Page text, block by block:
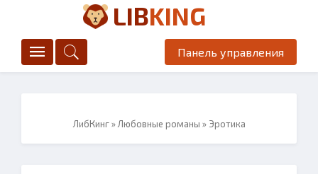
LIBKING
Панель управления
ЛибКинг»Любовные романы » Эротика